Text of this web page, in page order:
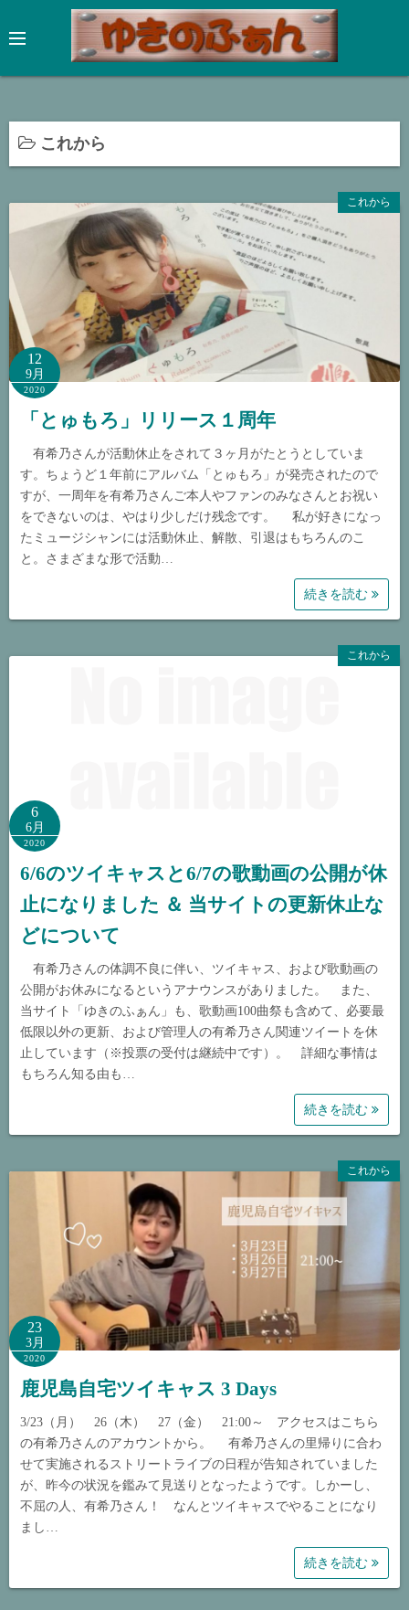
ン
ン
ッ
これから
これから
12
9月
2020
「とゅもろ」リリース１周年
有希乃さんが活動休止をされて３ヶ月がたとうとしていま
す。ちょうど１年前にアルバム「とゅもろ」が発売されたので
すが、一周年を有希乃さんご本人やファンのみなさんとお祝い
をできないのは、やはり少しだけ残念です。 私が好きになっ
たミュージシャンには活動休止、解散、引退はもちろんのこ
と。さまざまな形で活動…
続きを読む
これから
6
6月
2020
6/6のツイキャスと6/7の歌動画の公開が休
止になりました ＆ 当サイトの更新休止な
どについて
有希乃さんの体調不良に伴い、ツイキャス、および歌動画の
公開がお休みになるというアナウンスがありました。 また、
当サイト「ゆきのふぁん」も、歌動画100曲祭も含めて、必要最
低限以外の更新、および管理人の有希乃さん関連ツイートを休
止しています（※投票の受付は継続中です）。 詳細な事情は
もちろん知る由も…
続きを読む
これから
23
3月
2020
鹿児島自宅ツイキャス 3 Days
3/23（月） 26（木） 27（金） 21:00～ アクセスはこちら
の有希乃さんのアカウントから。 有希乃さんの里帰りに合わ
せて実施されるストリートライブの日程が告知されていました
が、昨今の状況を鑑みて見送りとなったようです。しかーし、
不屈の人、有希乃さん！ なんとツイキャスでやることになり
まし…
続きを読む